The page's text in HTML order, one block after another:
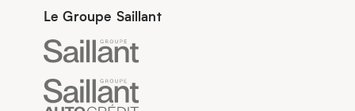
Le Groupe Saillant